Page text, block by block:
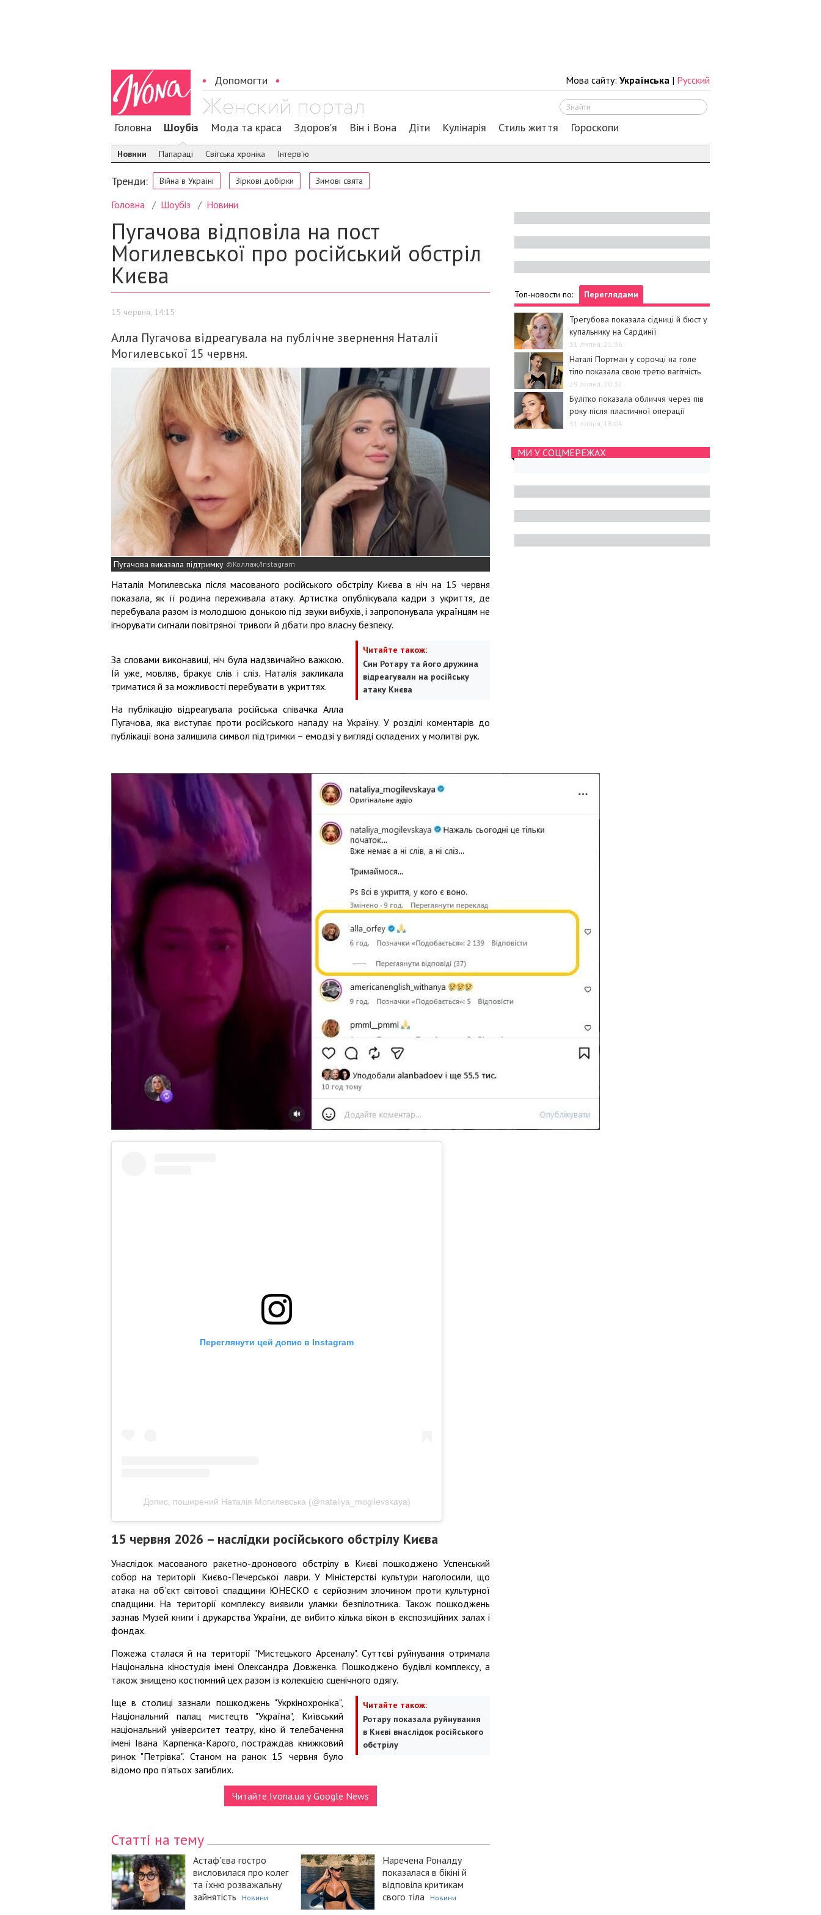
Допомогти Мова сайту: Українська | Русский
Головна Шоубіз Мода та краса Здоров'я Він і Вона Діти Кулінарія Стиль життя Гороскопи
Новини Папараці Світська хроніка Інтерв'ю
Тренди: Війна в Україні Зіркові добірки Зимові свята
Головна Шоубіз Новини
Пугачова відповіла на пост
Могилевської про російський обстріл
Києва
15 червня, 14:15
Алла Пугачова відреагувала на публічне звернення Наталії
Могилевської 15 червня.
Пугачова виказала підтримку Коллаж/Instagram
Наталія Могилевська після масованого російського обстрілу Києва в ніч на 15 червня
показала, як її родина переживала атаку. Артистка опублікувала кадри з укриття, де
перебувала разом із молодшою донькою під звуки вибухів, і запропонувала українцям не
ігнорувати сигнали повітряної тривоги й дбати про власну безпеку.
Читайте також:
Син Ротару та його дружина
відреагували на російську
атаку Києва
За словами виконавиці, ніч була надзвичайно важкою.
Їй уже, мовляв, бракує слів і сліз. Наталія закликала
триматися й за можливості перебувати в укриттях.
На публікацію відреагувала російська співачка Алла
Пугачова, яка виступає проти російського нападу на Україну. У розділі коментарів до
публікації вона залишила символ підтримки – емодзі у вигляді складених у молитві рук.
Переглянути цей допис в Instagram
Допис, поширений Наталія Могилевська (@nataliya_mogilevskaya)
15 червня 2026 – наслідки російського обстрілу Києва
Унаслідок масованого ракетно-дронового обстрілу в Києві пошкоджено Успенський
собор на території Києво-Печерської лаври. У Міністерстві культури наголосили, що
атака на об’єкт світової спадщини ЮНЕСКО є серйозним злочином проти культурної
спадщини. На території комплексу виявили уламки безпілотника. Також пошкоджень
зазнав Музей книги і друкарства України, де вибито кілька вікон в експозиційних залах і
фондах.
Пожежа сталася й на території "Мистецького Арсеналу". Суттєві руйнування отримала
Національна кіностудія імені Олександра Довженка. Пошкоджено будівлі комплексу, а
також знищено костюмний цех разом із колекцією сценічного одягу.
Читайте також:
Ротару показала руйнування
в Києві внаслідок російського
обстрілу
Іще в столиці зазнали пошкоджень "Укркінохроніка",
Національний палац мистецтв "Україна", Київський
національний університет театру, кіно й телебачення
імені Івана Карпенка-Карого, постраждав книжковий
ринок "Петрівка". Станом на ранок 15 червня було
відомо про п’ятьох загиблих.
Читайте Ivona.ua у Google News
Статті на тему
Астаф'єва гостро
висловилася про колег
та їхню розважальну
зайнятість
Новини
Наречена Роналду
показалася в бікіні й
відповіла критикам
свого тіла
Новини
Топ-новости по: Переглядами
Трегубова показала сідниці й бюст у
купальнику на Сардинії
31 липня, 21:36
Наталі Портман у сорочці на голе
тіло показала свою третю вагітність
29 липня, 20:32
Булітко показала обличчя через пів
року після пластичної операції
31 липня, 18:04
МИ У СОЦМЕРЕЖАХ